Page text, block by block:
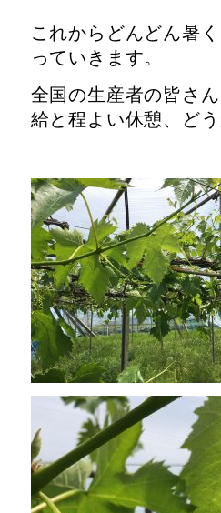
これからどんどん暑
っていきます。
全国の生産者の皆さ
給と程よい休憩、どう